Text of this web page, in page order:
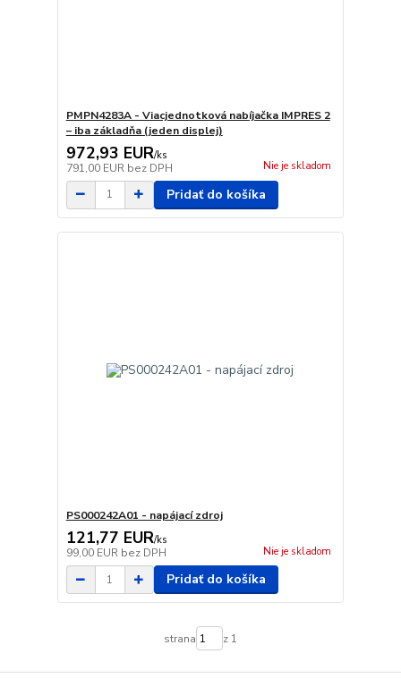
PMPN4283A - Viacjednotková nabíjačka IMPRES 2
– iba základňa (jeden displej)
972,93 EUR/ks
791,00 EUR bez DPH Nie je skladom
Pridať do košíka
PS000242A01 - napájací zdroj
121,77 EUR/ks
99,00 EUR bez DPH Nie je skladom
Pridať do košíka
strana z 1